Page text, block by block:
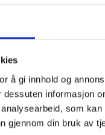
å gi innhold og
informasjon
som
gjennom din bruk av
M